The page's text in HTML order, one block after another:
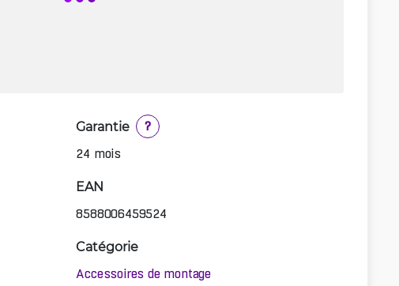
Garantie
?
24 mois
EAN
8588006459524
Catégorie
Accessoires de montage